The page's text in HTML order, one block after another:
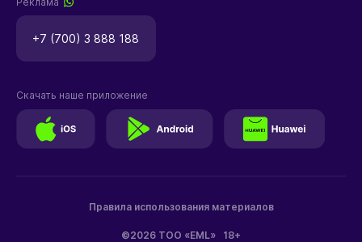
+7 (700) 3 888 188
©2026 ТОО «EML» 18+
Правила использования материалов
Скачать наше приложение